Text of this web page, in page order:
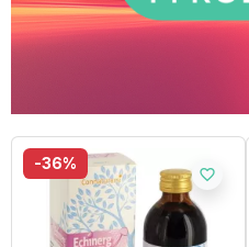
-36%
favorite_border